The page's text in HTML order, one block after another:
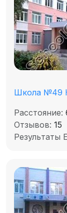
Школа №49
Расстояние:
Отзывов: 15
Результаты